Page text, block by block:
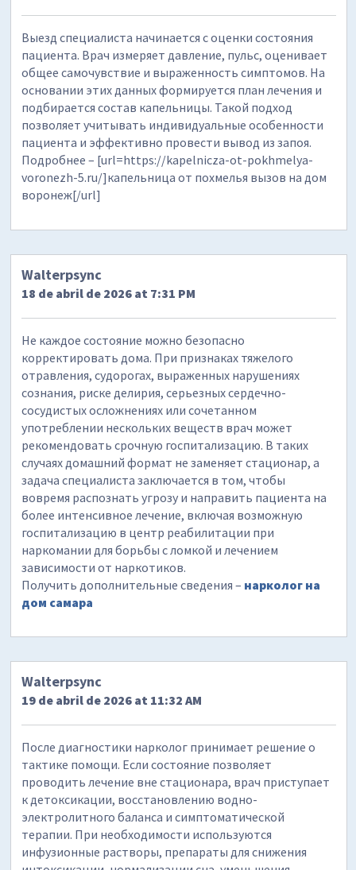
Выезд специалиста начинается с оценки состояния
пациента. Врач измеряет давление, пульс, оценивает
общее самочувствие и выраженность симптомов. На
основании этих данных формируется план лечения и
подбирается состав капельницы. Такой подход
позволяет учитывать индивидуальные особенности
пациента и эффективно провести вывод из запоя.
Подробнее – [url=https://kapelnicza-ot-pokhmelya-
voronezh-5.ru/]капельница от похмелья вызов на дом
воронеж[/url]
Walterpsync
18 de abril de 2026 at 7:31 PM
Не каждое состояние можно безопасно
корректировать дома. При признаках тяжелого
отравления, судорогах, выраженных нарушениях
сознания, риске делирия, серьезных сердечно-
сосудистых осложнениях или сочетанном
употреблении нескольких веществ врач может
рекомендовать срочную госпитализацию. В таких
случаях домашний формат не заменяет стационар, а
задача специалиста заключается в том, чтобы
вовремя распознать угрозу и направить пациента на
более интенсивное лечение, включая возможную
госпитализацию в центр реабилитации при
наркомании для борьбы с ломкой и лечением
зависимости от наркотиков.
Получить дополнительные сведения – нарколог на
дом самара
Walterpsync
19 de abril de 2026 at 11:32 AM
После диагностики нарколог принимает решение о
тактике помощи. Если состояние позволяет
проводить лечение вне стационара, врач приступает
к детоксикации, восстановлению водно-
электролитного баланса и симптоматической
терапии. При необходимости используются
инфузионные растворы, препараты для снижения